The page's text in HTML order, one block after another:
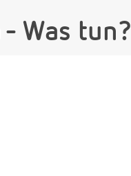
Was tun?